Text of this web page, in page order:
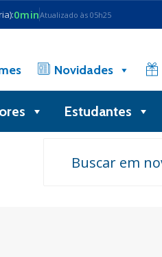
0minAtualizado às 05h25
Novidades
Estudantes